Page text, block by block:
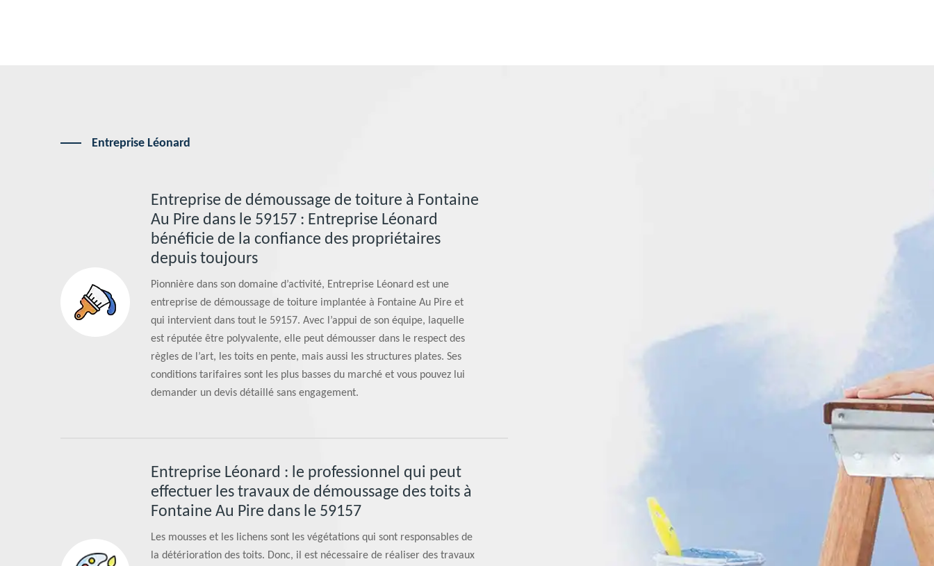
Entreprise Léonard
Entreprise de démoussage de toiture à Fontaine
Au Pire dans le 59157 : Entreprise Léonard
bénéficie de la confiance des propriétaires
depuis toujours
Pionnière dans son domaine d’activité, Entreprise Léonard est une
entreprise de démoussage de toiture implantée à Fontaine Au Pire et
qui intervient dans tout le 59157. Avec l’appui de son équipe, laquelle
est réputée être polyvalente, elle peut démousser dans le respect des
règles de l’art, les toits en pente, mais aussi les structures plates. Ses
conditions tarifaires sont les plus basses du marché et vous pouvez lui
demander un devis détaillé sans engagement.
Entreprise Léonard : le professionnel qui peut
effectuer les travaux de démoussage des toits à
Fontaine Au Pire dans le 59157
Les mousses et les lichens sont les végétations qui sont responsables de
la détérioration des toits. Donc, il est nécessaire de réaliser des travaux